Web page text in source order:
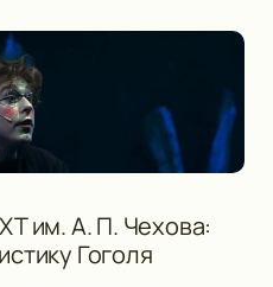
им. А. П. Чехова:
Гоголя